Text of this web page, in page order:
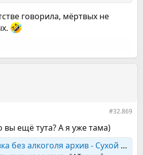
говорила, мёртвых не
#32.869
вы ещё тута? А я уже тама)
архив - Сухой закон 64: "Самый лучший день!"